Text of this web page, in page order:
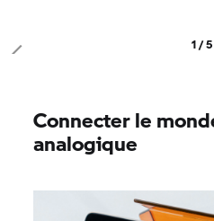
1 / 5
Connecter le
analogique